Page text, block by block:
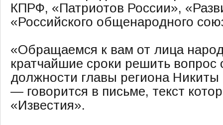
КПРФ, «Патриотов России»,
«Российского общенародного
«Обращаемся к вам от лица
кратчайшие сроки решить вопрос
должности главы региона
— говорится в письме, текст
«Известия».